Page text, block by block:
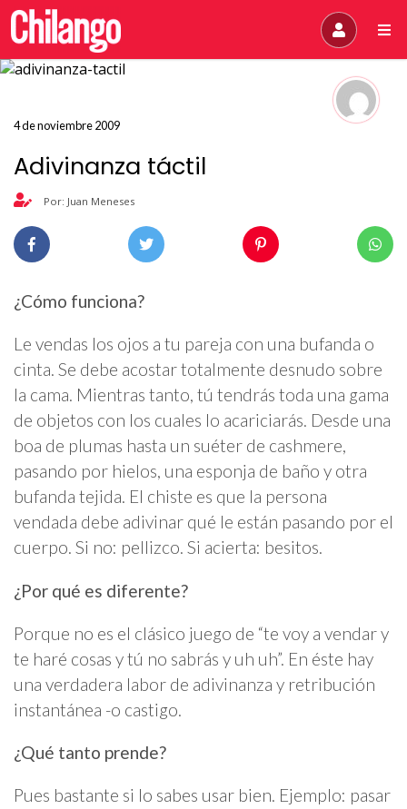
4 de noviembre 2009
Adivinanza táctil
Por: Juan Meneses
¿Cómo funciona?
Le vendas los ojos a tu pareja con una bufanda o
cinta. Se debe acostar totalmente desnudo sobre
la cama. Mientras tanto, tú tendrás toda una gama
de objetos con los cuales lo acariciarás. Desde una
boa de plumas hasta un suéter de cashmere,
pasando por hielos, una esponja de baño y otra
bufanda tejida. El chiste es que la persona
vendada debe adivinar qué le están pasando por el
cuerpo. Si no: pellizco. Si acierta: besitos.
¿Por qué es diferente?
Porque no es el clásico juego de “te voy a vendar y
te haré cosas y tú no sabrás y uh uh”. En éste hay
una verdadera labor de adivinanza y retribución
instantánea -o castigo.
¿Qué tanto prende?
Pues bastante si lo sabes usar bien. Ejemplo: pasar